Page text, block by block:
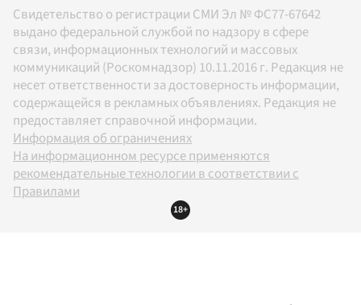
Свидетельство о регистрации СМИ Эл № ФС77-67642
выдано федеральной службой по надзору в сфере
связи, информационных технологий и массовых
коммуникаций (Роскомнадзор) 10.11.2016 г. Редакция не
несет ответственности за достоверность информации,
содержащейся в рекламных объявлениях. Редакция не
предоставляет справочной информации.
Информация об ограничениях
На информационном ресурсе применяются
рекомендательные технологии в соответствии с
Правилами
18+